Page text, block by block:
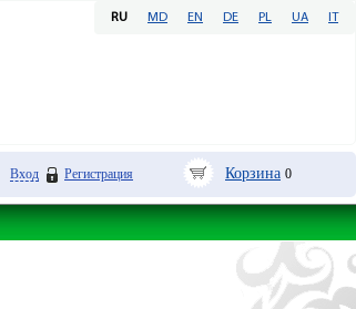
RU MD EN DE PL UA IT
Вход Регистрация Корзина 0